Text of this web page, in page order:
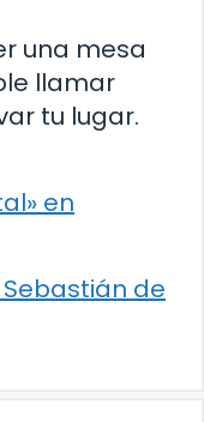
una mesa
llamar
tu lugar.
en
de